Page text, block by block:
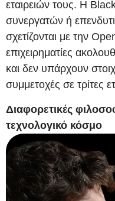
εταιρειών τους. Η
συνεργατών ή
σχετίζονται με την
επιχειρηματίες
και δεν υπάρχουν
συμμετοχές σε τρίτες
Διαφορετικές
τεχνολογικό κόσμο